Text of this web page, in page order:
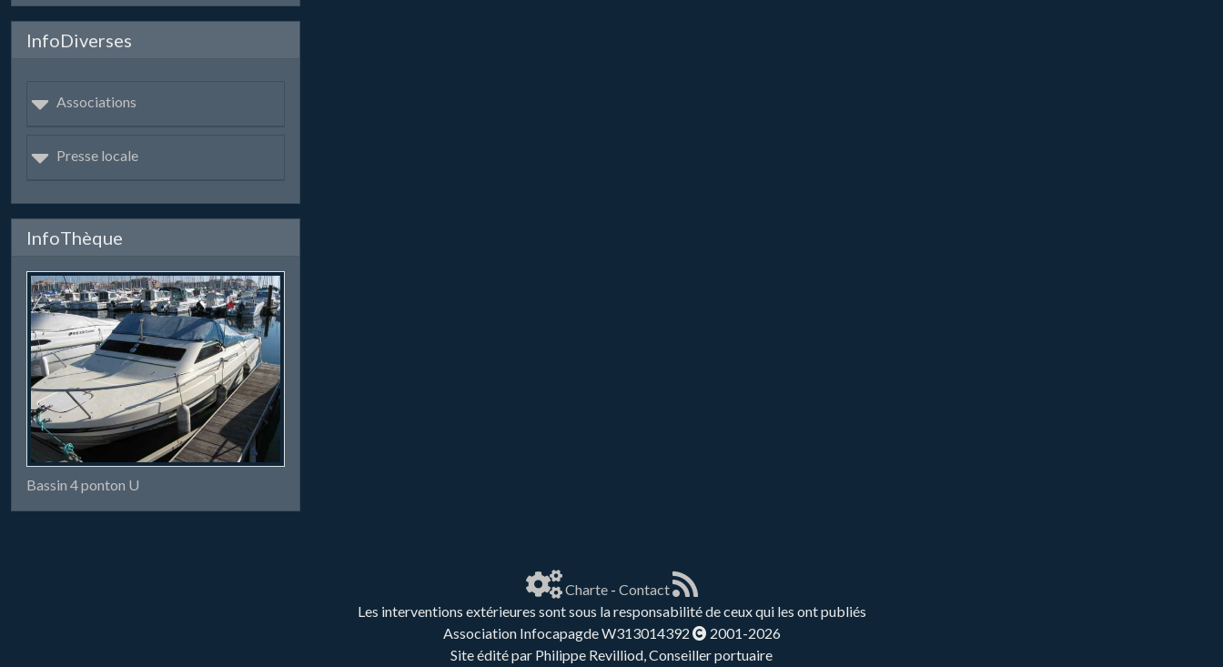
InfoDiverses
Associations
Presse locale
InfoThèque
Bassin 4 ponton U
Charte- Contact
Les interventions extérieures sont sous la responsabilité de ceux qui les ont publiés
Association Infocapagde W313014392
2001-2026
Site édité par Philippe Revilliod, Conseiller portuaire